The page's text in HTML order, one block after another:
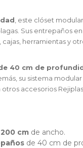
, este clóset
Sus entrepaños
herramientas y
40 cm de
su sistema
accesorios
cm de ancho.
de 40 cm de